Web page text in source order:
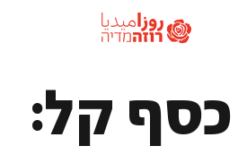
כסף קל: